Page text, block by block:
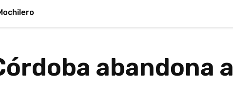
abandona a